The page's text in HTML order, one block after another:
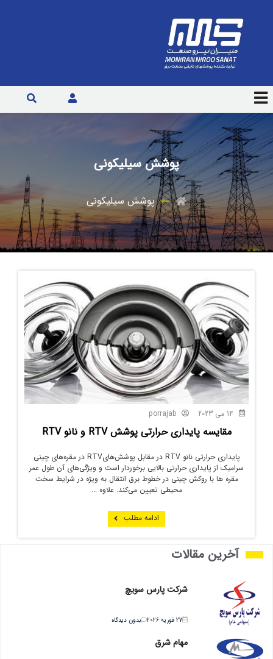
پوشش سیلیکونی
پوشش سیلیکونی
porrajab
مقایسه پایداری حرارتی پوشش RTV و نانو RTV
پایداری حرارتی نانو RTV در مقابل پوشش‌هایRTV در مقره‌های چینی
سرامیک از پایداری حرارتی بالایی برخوردار است و ویژگی‌های آن طول عمر
مقره ها با روکش چینی در خطوط برق انتقال به ویژه در شرایط سخت
محیطی تعیین می‌کند. علاوه ...
ادامه مطلب
آخرین مقالات
شرکت پارس سویچ
27 فوریه 2026 بدون دیدگاه
مهام شرق